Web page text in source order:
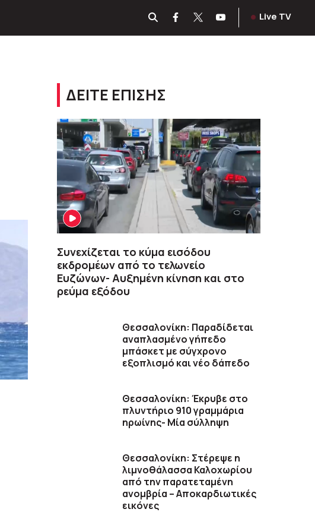
Live TV
ΔΕΙΤΕ ΕΠΙΣΗΣ
Συνεχίζεται το κύμα εισόδου
εκδρομέων από το τελωνείο
Ευζώνων- Αυξημένη κίνηση και στο
ρεύμα εξόδου
Θεσσαλονίκη: Παραδίδεται
αναπλασμένο γήπεδο
μπάσκετ με σύγχρονο
εξοπλισμό και νέο δάπεδο
Θεσσαλονίκη: Έκρυβε στο
πλυντήριο 910 γραμμάρια
ηρωίνης- Μία σύλληψη
Θεσσαλονίκη: Στέρεψε η
λιμνοθάλασσα Καλοχωρίου
από την παρατεταμένη
ανομβρία – Αποκαρδιωτικές
εικόνες